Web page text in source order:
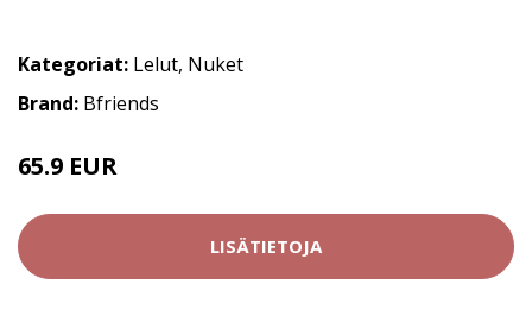
Kategoriat: Lelut, Nuket
Brand: Bfriends
65.9 EUR
LISÄTIETOJA